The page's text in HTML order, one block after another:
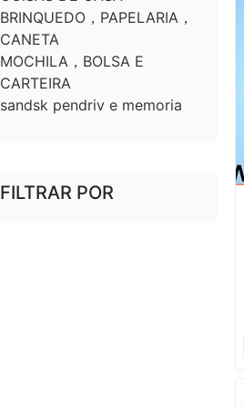
BRINQUEDO，PAPELARIA，
CANETA
MOCHILA，BOLSA E
CARTEIRA
sandsk pendriv e memoria
FILTRAR POR